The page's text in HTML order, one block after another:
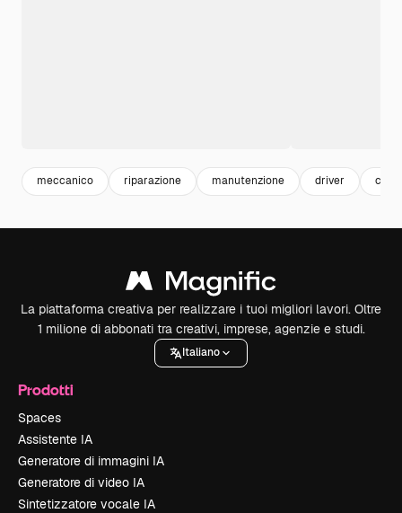
meccanico riparazione manutenzione driver car
La piattaforma creativa per realizzare i tuoi migliori lavori. Oltre
1 milione di abbonati tra creativi, imprese, agenzie e studi.
Italiano
Prodotti
Spaces
Assistente IA
Generatore di immagini IA
Generatore di video IA
Sintetizzatore vocale IA